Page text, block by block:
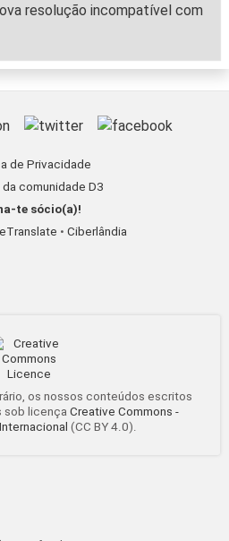
resolução incompatível com
de Privacidade
comunidade D3
te sócio(a)!
• Ciberlândia
os nossos conteúdos escritos
sob licença Creative Commons -
(CC BY 4.0).